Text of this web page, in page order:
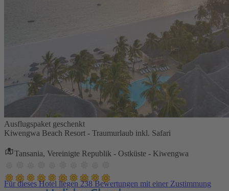
Ausflugspaket geschenkt
Kiwengwa Beach Resort - Traumurlaub inkl. Safari
Tansania, Vereinigte Republik - Ostküste - Kiwengwa
Für dieses Hotel liegen 238 Bewertungen mit einer Zustimmung